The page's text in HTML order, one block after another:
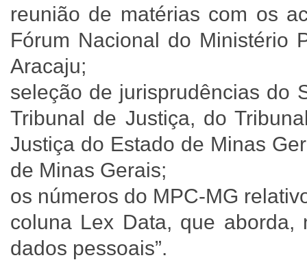
reunião de matérias com os
Fórum Nacional do Ministério
Aracaju;
seleção de jurisprudências do
Tribunal de Justiça, do
Justiça do Estado de Minas
de Minas Gerais;
os números do MPC-MG
coluna Lex Data, que aborda,
dados pessoais”.